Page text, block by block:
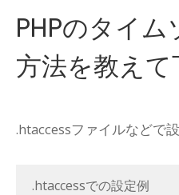
PHPのタイ
方法を教え
.htaccessファイルなどで
.htaccessでの設定例